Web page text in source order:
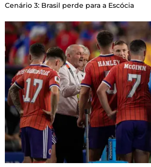
Cenário 3: Brasil perde para a Escócia